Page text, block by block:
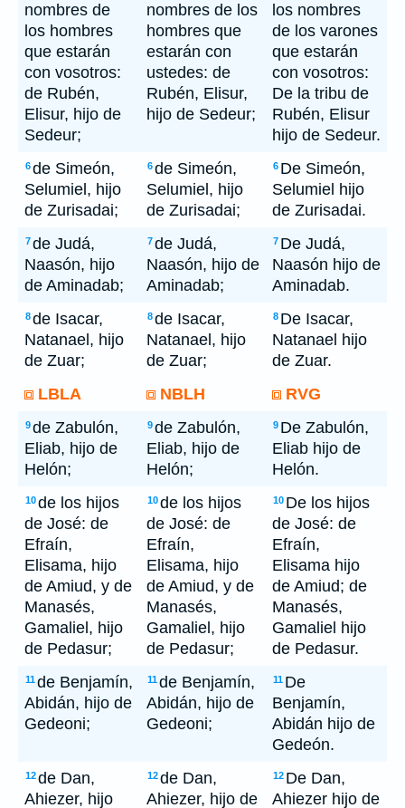
nombres de
los hombres
que estarán
con vosotros:
de Rubén,
Elisur, hijo de
Sedeur;
nombres de los
hombres que
estarán con
ustedes: de
Rubén, Elisur,
hijo de Sedeur;
los nombres
de los varones
que estarán
con vosotros:
De la tribu de
Rubén, Elisur
hijo de Sedeur.
6de Simeón,
Selumiel, hijo
de Zurisadai;
6de Simeón,
Selumiel, hijo
de Zurisadai;
6 De Simeón,
Selumiel hijo
de Zurisadai.
7de Judá,
Naasón, hijo
de Aminadab;
7de Judá,
Naasón, hijo de
Aminadab;
7 De Judá,
Naasón hijo de
Aminadab.
8de Isacar,
Natanael, hijo
de Zuar;
8de Isacar,
Natanael, hijo
de Zuar;
8 De Isacar,
Natanael hijo
de Zuar.
LBLA
NBLH RVG
9de Zabulón,
Eliab, hijo de
Helón;
9de Zabulón,
Eliab, hijo de
Helón;
9 De Zabulón,
Eliab hijo de
Helón.
10de los hijos
de José: de
Efraín,
Elisama, hijo
de Amiud, y de
Manasés,
Gamaliel, hijo
de Pedasur;
10de los hijos
de José: de
Efraín,
Elisama, hijo
de Amiud, y de
Manasés,
Gamaliel, hijo
de Pedasur;
10 De los hijos
de José: de
Efraín,
Elisama hijo
de Amiud; de
Manasés,
Gamaliel hijo
de Pedasur.
11de Benjamín,
Abidán, hijo de
Gedeoni;
11de Benjamín,
Abidán, hijo de
Gedeoni;
11 De
Benjamín,
Abidán hijo de
Gedeón.
12de Dan,
Ahiezer, hijo
12de Dan,
Ahiezer, hijo de
12 De Dan,
Ahiezer hijo de